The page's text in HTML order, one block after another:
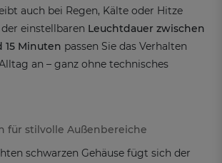
auch bei Regen, Kälte oder Hitze
einstellbaren Leuchtdauer zwischen
15 Minuten passen Sie das Verhalten
an – ganz ohne technisches
für stilvolle Außenbereiche
schwarzen Gehäuse fügt sich der